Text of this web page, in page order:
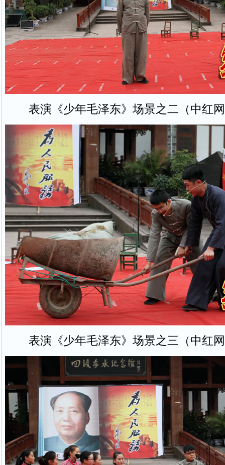
表演《少年毛泽东》场景之二（中红
表演《少年毛泽东》场景之三（中红